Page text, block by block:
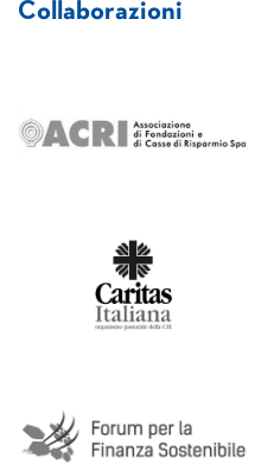
Collaborazioni